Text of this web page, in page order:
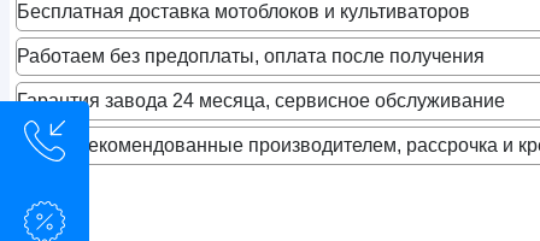
Бесплатная доставка мотоблоков и культиваторов
Работаем без предоплаты, оплата после получения
Гарантия завода 24 месяца, сервисное обслуживание
Цены, рекомендованные производителем, рассрочка и